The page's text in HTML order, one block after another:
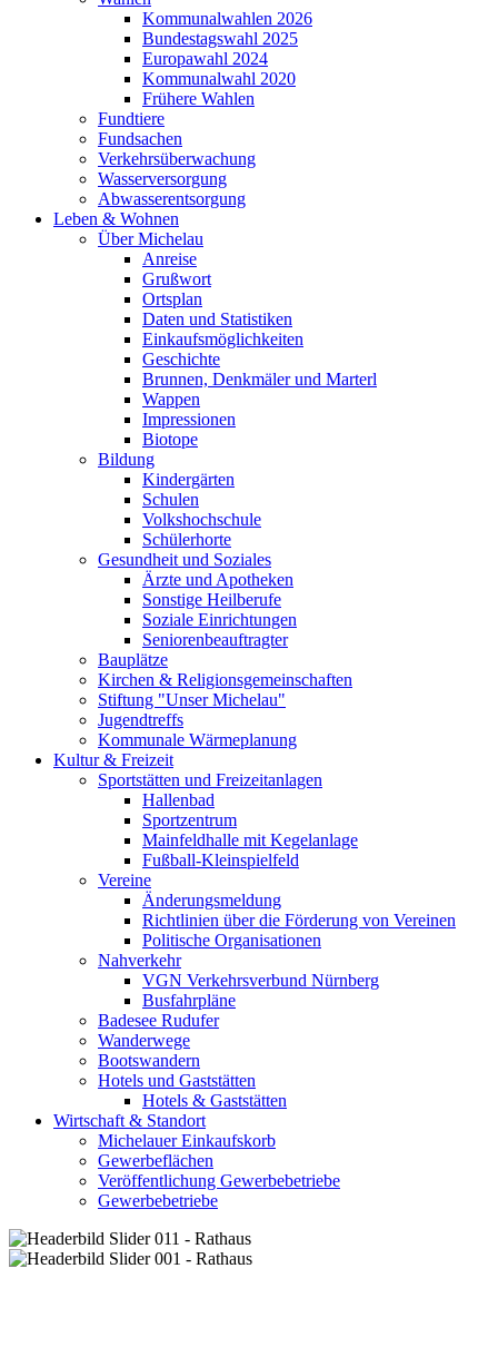
Kommunalwahlen 2026
Bundestagswahl 2025
Europawahl 2024
Kommunalwahl 2020
Frühere Wahlen
Fundtiere
Fundsachen
Verkehrsüberwachung
Wasserversorgung
Abwasserentsorgung
Leben & Wohnen
Über Michelau
Anreise
Grußwort
Ortsplan
Daten und Statistiken
Einkaufsmöglichkeiten
Geschichte
Brunnen, Denkmäler und Marterl
Wappen
Impressionen
Biotope
Bildung
Kindergärten
Schulen
Volkshochschule
Schülerhorte
Gesundheit und Soziales
Ärzte und Apotheken
Sonstige Heilberufe
Soziale Einrichtungen
Seniorenbeauftragter
Bauplätze
Kirchen & Religionsgemeinschaften
Stiftung "Unser Michelau"
Jugendtreffs
Kommunale Wärmeplanung
Kultur & Freizeit
Sportstätten und Freizeitanlagen
Hallenbad
Sportzentrum
Mainfeldhalle mit Kegelanlage
Fußball-Kleinspielfeld
Vereine
Änderungsmeldung
Richtlinien über die Förderung von Vereinen
Politische Organisationen
Nahverkehr
VGN Verkehrsverbund Nürnberg
Busfahrpläne
Badesee Rudufer
Wanderwege
Bootswandern
Hotels und Gaststätten
Hotels & Gaststätten
Wirtschaft & Standort
Michelauer Einkaufskorb
Gewerbeflächen
Veröffentlichung Gewerbebetriebe
Gewerbebetriebe